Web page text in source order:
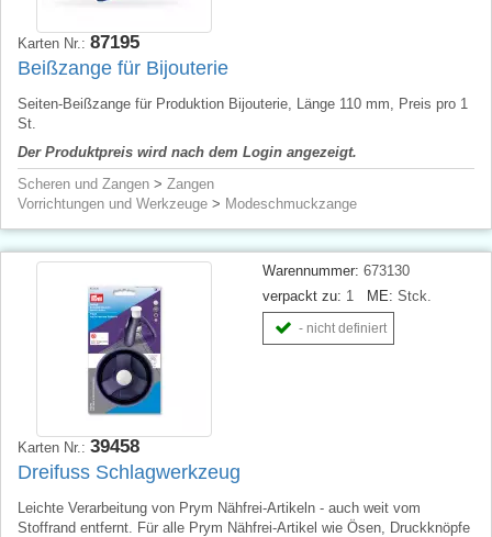
Karten Nr.: 87195
Beißzange für Bijouterie
Seiten-Beißzange für Produktion Bijouterie, Länge 110 mm, Preis pro 1
St.
Der Produktpreis wird nach dem Login angezeigt.
Scheren und Zangen > Zangen
Vorrichtungen und Werkzeuge > Modeschmuckzange
Warennummer: 673130
verpackt zu: 1 ME: Stck.
- nicht definiert
Karten Nr.: 39458
Dreifuss Schlagwerkzeug
Leichte Verarbeitung von Prym Nähfrei-Artikeln - auch weit vom
Stoffrand entfernt. Für alle Prym Nähfrei-Artikel wie Ösen, Druckknöpfe